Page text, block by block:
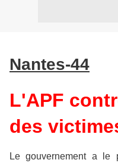
Nantes-44
L'APF
des
Le gouvernement a le